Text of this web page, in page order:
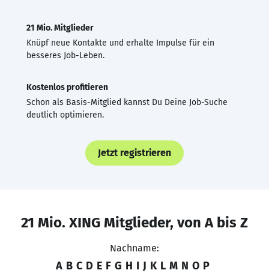
21 Mio. Mitglieder
Knüpf neue Kontakte und erhalte Impulse für ein
besseres Job-Leben.
Kostenlos profitieren
Schon als Basis-Mitglied kannst Du Deine Job-Suche
deutlich optimieren.
Jetzt registrieren
21 Mio. XING Mitglieder, von A bis Z
Nachname:
A B C D E F G H I J K L M N O P